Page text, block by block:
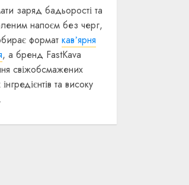
заряд бадьорості та
напоєм без черг,
форматкавʼярня
, а бренд FastKava
свіжобсмажених
та високу